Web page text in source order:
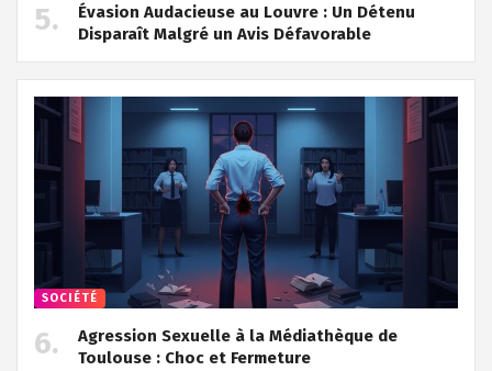
Évasion Audacieuse au Louvre : Un Détenu
Disparaît Malgré un Avis Défavorable
SOCIÉTÉ
Agression Sexuelle à la Médiathèque de
Toulouse : Choc et Fermeture